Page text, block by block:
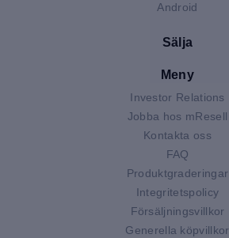
Android
Sälja
Meny
Investor Relations
Jobba hos mResell
Kontakta oss
FAQ
Produktgraderingar
Integritetspolicy
Försäljningsvillkor
Generella köpvillkor